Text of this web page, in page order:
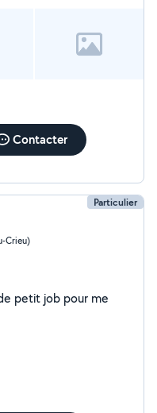
Contacter
Particulier
Crieu)
petit job pour me